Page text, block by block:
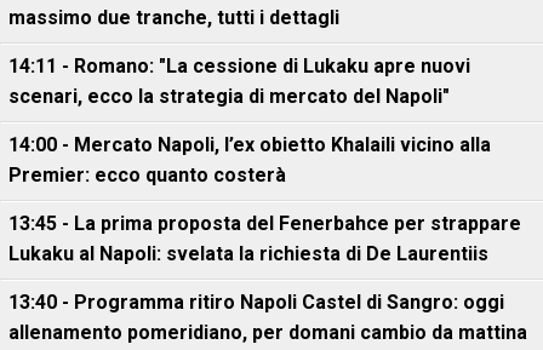
massimo due tranche, tutti i dettagli
14:11 - Romano: "La cessione di Lukaku apre nuovi
scenari, ecco la strategia di mercato del Napoli"
14:00 - Mercato Napoli, l’ex obietto Khalaili vicino alla
Premier: ecco quanto costerà
13:45 - La prima proposta del Fenerbahce per strappare
Lukaku al Napoli: svelata la richiesta di De Laurentiis
13:40 - Programma ritiro Napoli Castel di Sangro: oggi
allenamento pomeridiano, per domani cambio da mattina